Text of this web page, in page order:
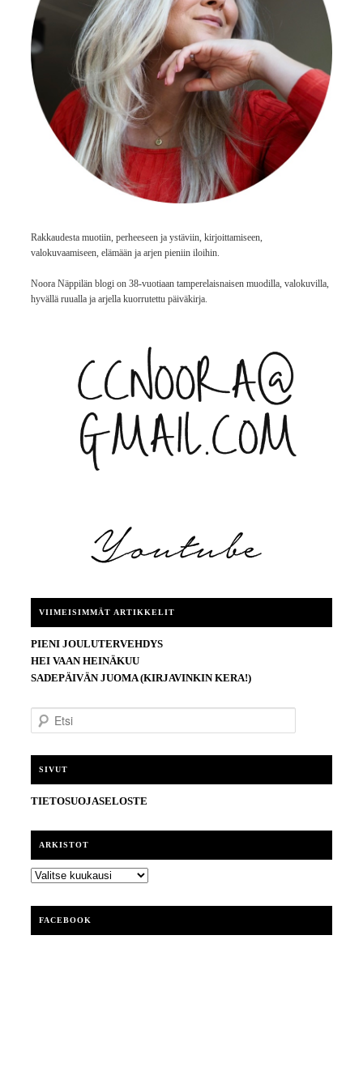
Rakkaudesta muotiin, perheeseen ja ystäviin, kirjoittamiseen,
valokuvaamiseen, elämään ja arjen pieniin iloihin.
Noora Näppilän blogi on 38-vuotiaan tamperelaisnaisen muodilla, valokuvilla,
hyvällä ruualla ja arjella kuorrutettu päiväkirja.
VIIMEISIMMÄT ARTIKKELIT
PIENI JOULUTERVEHDYS
HEI VAAN HEINÄKUU
SADEPÄIVÄN JUOMA (KIRJAVINKIN KERA!)
t
SIVUT
TIETOSUOJASELOSTE
ARKISTOT
ARKISTOT
FACEBOOK